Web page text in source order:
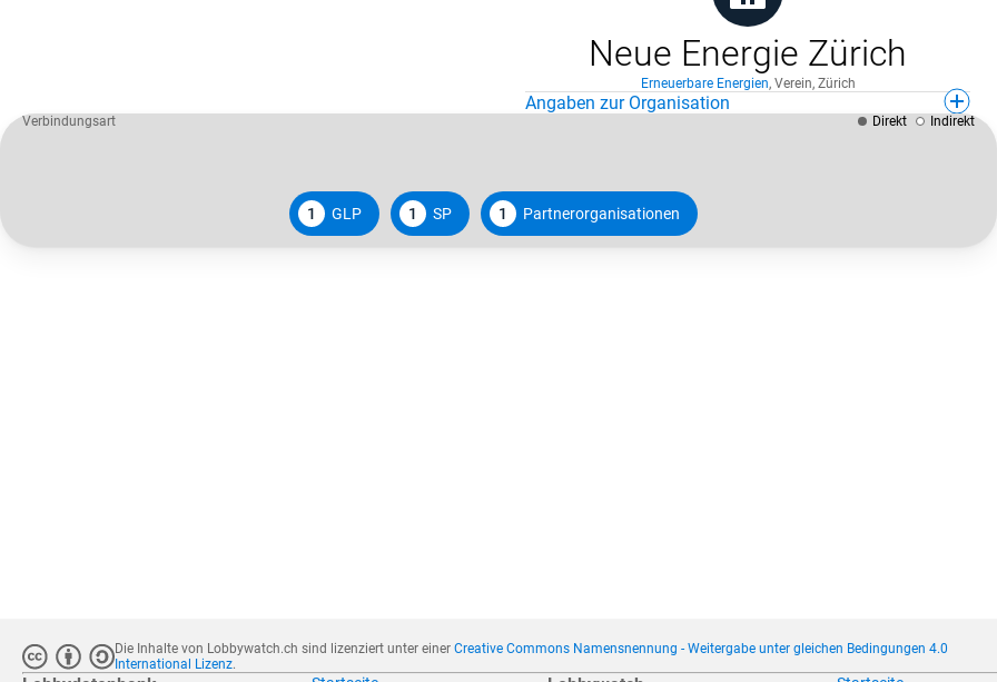
Neue Energie Zürich
Erneuerbare Energien, Verein, Zürich
Angaben zur Organisation
1 GLP 1 SP 1 Partnerorganisationen
Verbindungsart Direkt Indirekt
Die Inhalte von Lobbywatch.ch sind lizenziert unter einerCreative Commons Namensnennung - Weitergabe unter gleichen Bedingungen 4.0
International Lizenz.